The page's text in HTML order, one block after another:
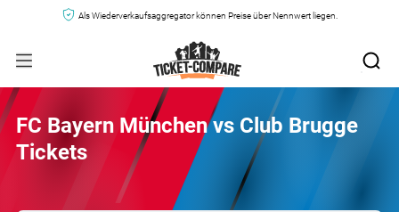
Als Wiederverkaufsaggregator können Preise über Nennwert liegen.
FC Bayern München vs Club Brugge
Tickets